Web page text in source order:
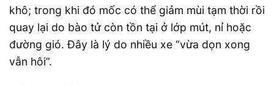
khô; trong khi đó mốc có thể giảm mùi tạm thời rồi
quay lại do bào tử còn tồn tại ở lớp mút, nỉ hoặc
đường gió. Đây là lý do nhiều xe “vừa dọn xong
vẫn hôi”.